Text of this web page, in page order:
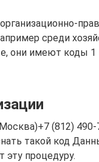
организационно-
среди
они имеют коды 1
(812)
такой код
эту процедуру.